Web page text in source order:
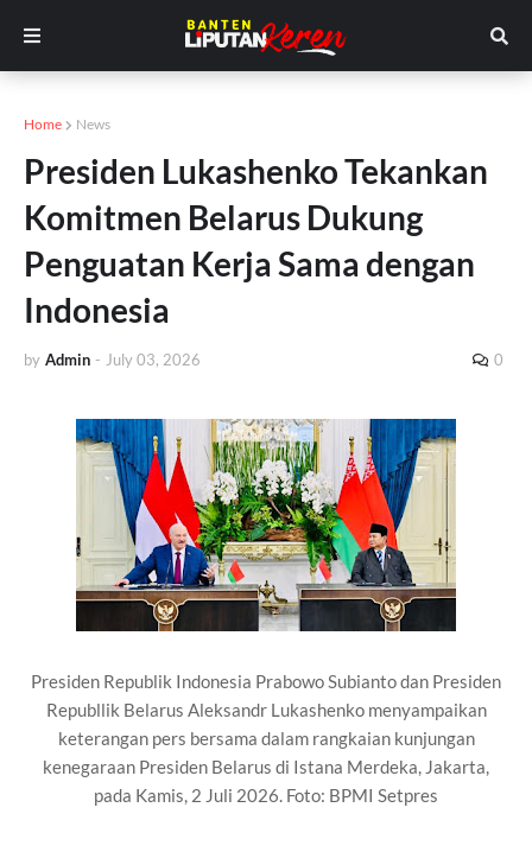
Home News
Presiden Lukashenko Tekankan
Komitmen Belarus Dukung
Penguatan Kerja Sama dengan
Indonesia
by Admin - July 03, 2026 0
Presiden Republik Indonesia Prabowo Subianto dan Presiden
Republlik Belarus Aleksandr Lukashenko menyampaikan
keterangan pers bersama dalam rangkaian kunjungan
kenegaraan Presiden Belarus di Istana Merdeka, Jakarta,
pada Kamis, 2 Juli 2026. Foto: BPMI Setpres